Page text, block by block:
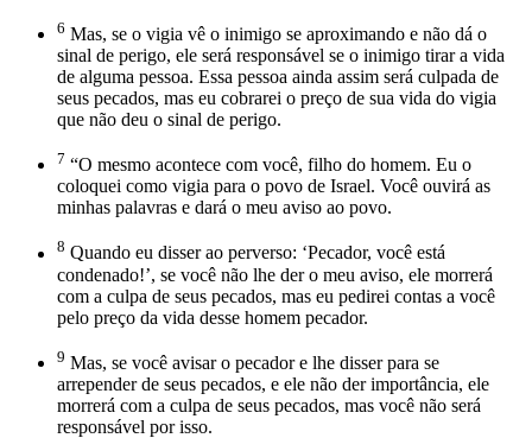
6 Mas, se o vigia vê o inimigo se aproximando e não dá o
sinal de perigo, ele será responsável se o inimigo tirar a vida
de alguma pessoa. Essa pessoa ainda assim será culpada de
seus pecados, mas eu cobrarei o preço de sua vida do vigia
que não deu o sinal de perigo.
7 “O mesmo acontece com você, filho do homem. Eu o
coloquei como vigia para o povo de Israel. Você ouvirá as
minhas palavras e dará o meu aviso ao povo.
8 Quando eu disser ao perverso: ‘Pecador, você está
condenado!’, se você não lhe der o meu aviso, ele morrerá
com a culpa de seus pecados, mas eu pedirei contas a você
pelo preço da vida desse homem pecador.
9 Mas, se você avisar o pecador e lhe disser para se
arrepender de seus pecados, e ele não der importância, ele
morrerá com a culpa de seus pecados, mas você não será
responsável por isso.